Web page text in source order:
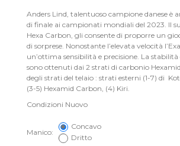
Anders Lind, talentuoso campione danese è
di finale ai campionati mondiali del 2023. Il
Hexa Carbon, gli consente di proporre un
di sorprese. Nonostante l’elevata velocità
un’ottima sensibilità e precisione. La
sono ottenuti dai 2 strati di carbonio
degli strati del telaio : strati esterni (1-7) di
(3-5) Hexamid Carbon, (4) Kiri.
Condizioni Nuovo
Manico:
Concavo
Dritto